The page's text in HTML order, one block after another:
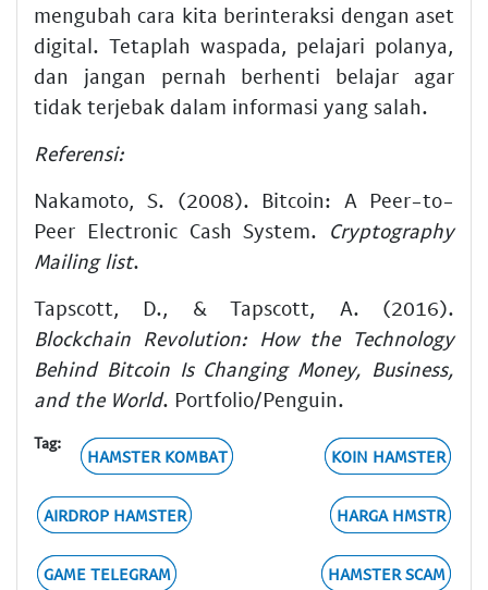
mengubah cara kita berinteraksi dengan aset
digital. Tetaplah waspada, pelajari polanya,
dan jangan pernah berhenti belajar agar
tidak terjebak dalam informasi yang salah.
Referensi:
Nakamoto, S. (2008). Bitcoin: A Peer-to-
Peer Electronic Cash System. Cryptography
Mailing list.
Tapscott, D., & Tapscott, A. (2016).
Blockchain Revolution: How the Technology
Behind Bitcoin Is Changing Money, Business,
and the World. Portfolio/Penguin.
Tag:
HAMSTER KOMBAT KOIN HAMSTER
AIRDROP HAMSTER HARGA HMSTR
GAME TELEGRAM HAMSTER SCAM